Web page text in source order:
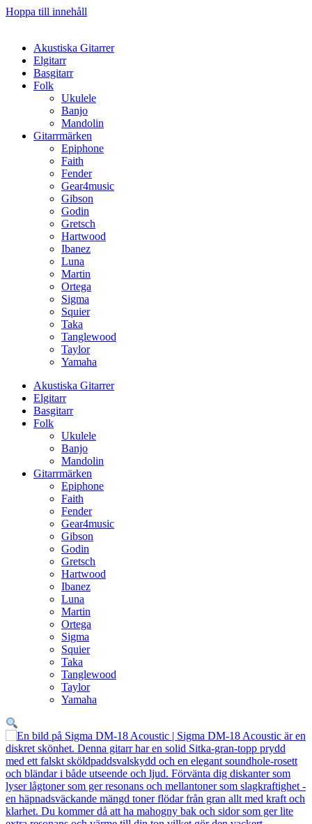
Hoppa till innehåll
Akustiska Gitarrer
Elgitarr
Basgitarr
Folk
Ukulele
Banjo
Mandolin
Gitarrmärken
Epiphone
Faith
Fender
Gear4music
Gibson
Godin
Gretsch
Hartwood
Ibanez
Luna
Martin
Ortega
Sigma
Squier
Taka
Tanglewood
Taylor
Yamaha
Akustiska Gitarrer
Elgitarr
Basgitarr
Folk
Ukulele
Banjo
Mandolin
Gitarrmärken
Epiphone
Faith
Fender
Gear4music
Gibson
Godin
Gretsch
Hartwood
Ibanez
Luna
Martin
Ortega
Sigma
Squier
Taka
Tanglewood
Taylor
Yamaha